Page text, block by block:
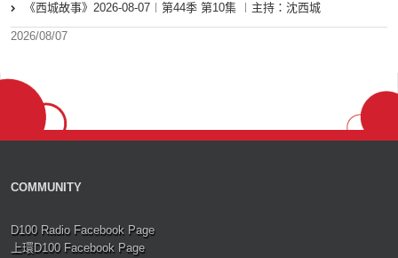
《西城故事》2026-08-07︱第44季 第10集 ︱主持：沈西城
2026/08/07
COMMUNITY
D100 Radio Facebook Page
上環D100 Facebook Page